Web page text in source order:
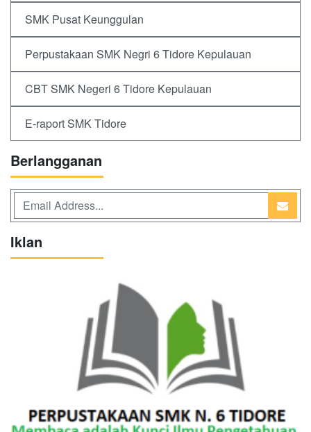
SMK Pusat Keunggulan
Perpustakaan SMK Negri 6 Tidore Kepulauan
CBT SMK Negeri 6 Tidore Kepulauan
E-raport SMK Tidore
Berlangganan
Iklan